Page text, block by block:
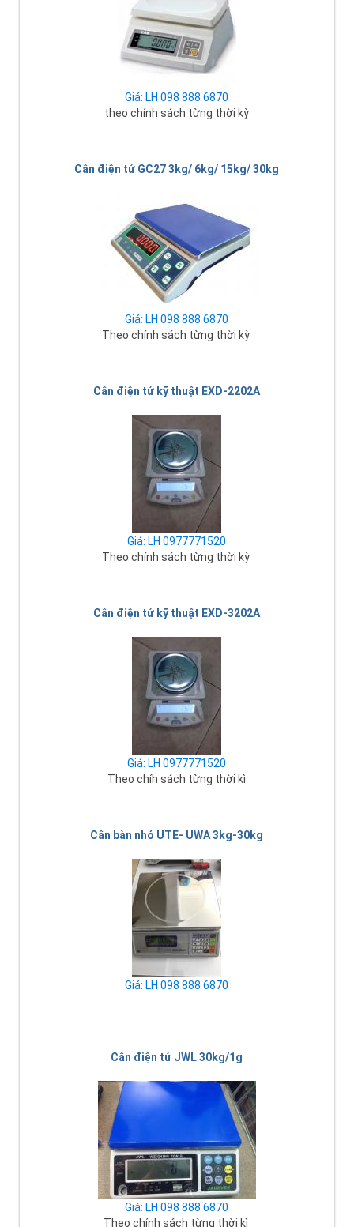
Giá: LH 098 888 6870
theo chính sách từng thời kỳ
Cân điện tử GC27 3kg/ 6kg/ 15kg/ 30kg
Giá: LH 098 888 6870
Theo chính sách từng thời kỳ
Cân điện tử kỹ thuật EXD-2202A
Giá: LH 0977771520
Theo chính sách từng thời kỳ
Cân điện tử kỹ thuật EXD-3202A
Giá: LH 0977771520
Theo chíh sách từng thời kì
Cân bàn nhỏ UTE- UWA 3kg-30kg
Giá: LH 098 888 6870
Cân điện tử JWL 30kg/1g
Giá: LH 098 888 6870
Theo chính sách từng thời kì